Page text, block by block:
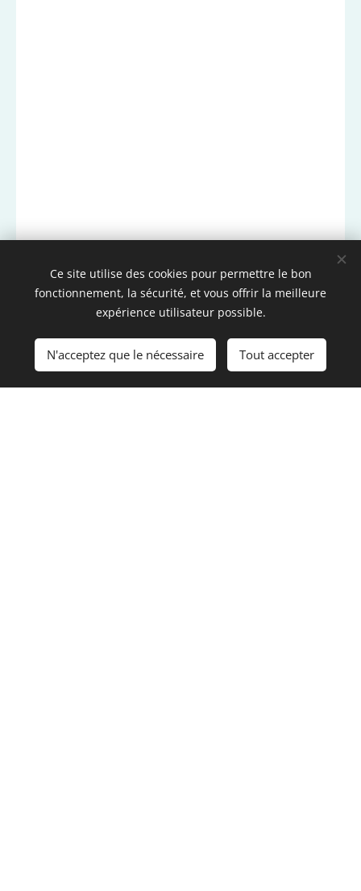
Ce site utilise des cookies pour permettre le bon
fonctionnement, la sécurité, et vous offrir la meilleure
expérience utilisateur possible.
N'acceptez que le nécessaire Tout accepter